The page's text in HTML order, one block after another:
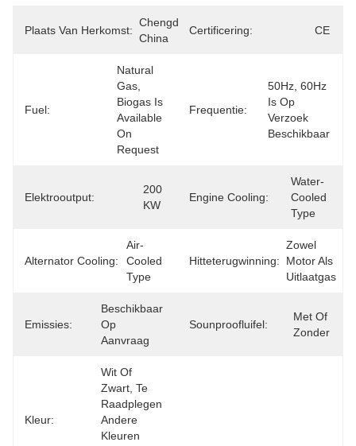
Plaats Van Herkomst:
Chengdu,
China
Certificering: CE
Fuel:
Natural
Gas,
Biogas Is
Available
On
Request
Frequentie:
50Hz, 60Hz
Is Op
Verzoek
Beschikbaar
Elektrooutput:
200
KW
Engine Cooling:
Water-
Cooled
Type
Alternator Cooling:
Air-
Cooled
Type
Hitteterugwinning:
Zowel
Motor Als
Uitlaatgas
Emissies:
Beschikbaar
Op
Aanvraag
Sounproofluifel:
Met Of
Zonder
Kleur:
Wit Of
Zwart, Te
Raadplegen
Andere
Kleuren